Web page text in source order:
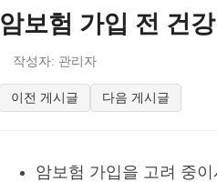
암보험 가입 전 건
작성자: 관리자
이전 게시글 다음 게시글
암보험 가입을 고려 중